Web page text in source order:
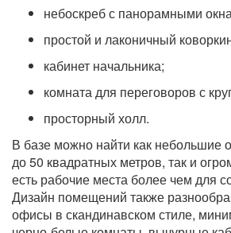
небоскреб с панорамными
простой и лаконичный
кабинет начальника;
комната для переговоров с
просторный холл.
В базе можно найти как
до 50 квадратных метров, так и
есть рабочие места более чем для
Дизайн помещений также
офисы в скандинавском стиле,